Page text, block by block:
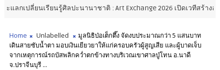
ลปะนานาชาติ : Art Exchange 2026 เปิดเวทีสร้างสรรค์ศิลปะไทยสู่ส
Home Unlabelled
มูลนิธิป่อเต็กตึ๊ง จัดงบประมาณกว่า 5 แสนบาท
เดินสายซับน้ำตา มอบเงินเยียวยาให้แก่ครอบครัวผู้สูญเสีย และผู้บาดเจ็บ
จากเหตุการณ์รถบัสพลิกคว่ำตกข้างทางบริเวณเขาศาลปู่โทน อ.นาดี
จ.ปราจีนบุรี ...